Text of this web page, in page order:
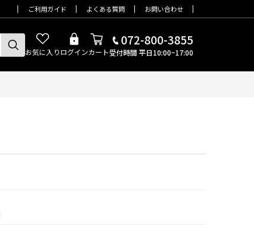
ご利用ガイド よくある質問 お問い合わせ
お気に入りログインカート
072-800-3855
受付時間 平日10:00~17:00